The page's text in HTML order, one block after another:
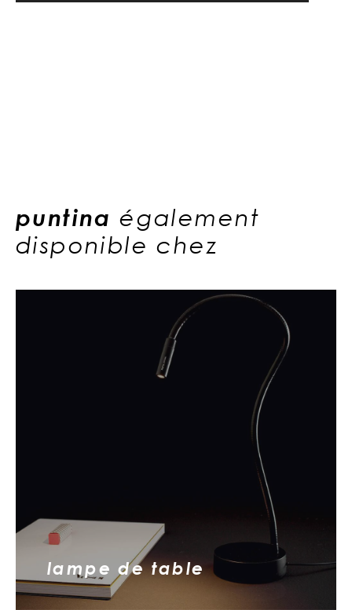
puntinaégalement
disponible chez
lampe de table